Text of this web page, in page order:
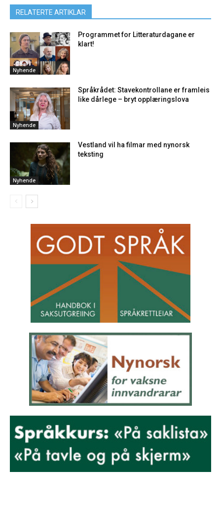
RELATERTE ARTIKLAR
Nyhende
Programmet for Litteraturdagane er
klart!
Nyhende
Språkrådet: Stavekontrollane er framleis
like dårlege – bryt opplæringslova
Nyhende
Vestland vil ha filmar med nynorsk
teksting